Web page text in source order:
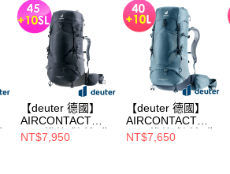
【deuter 德國】
AIRCONTACT
LITE拔熱式透氣背
包/登山背包
NT$7,950
【deuter 德國】
AIRCONTACT
LITE拔熱式透氣背
包/登山背包
NT$7,650